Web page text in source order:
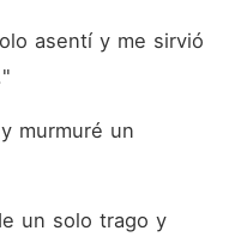
asentí y me sirvió
murmuré un
un solo trago y